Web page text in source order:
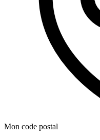
Mon code postal